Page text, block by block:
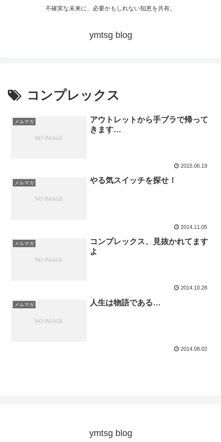
不確実な未来に、必要かもしれない知恵を共有。
ymtsg blog
コンプレックス
メルマガ
アウトレットから手ブラで帰って
きます…
2015.06.19
メルマガ やる気スイッチを探せ！
2014.11.05
メルマガ
コンプレックス、見抜かれてます
よ
2014.10.28
メルマガ 人生は物語である…
2014.08.02
ymtsg blog